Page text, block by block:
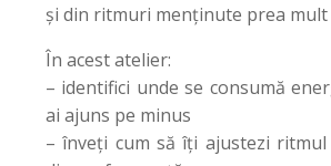
și din ritmuri menținute prea mult
În acest atelier:
– identifici unde se consumă
ai ajuns pe minus
– înveți cum să îți ajustezi